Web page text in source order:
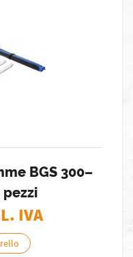
BGS 300–
pezzi
IVA